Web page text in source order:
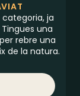
ja
una
rebre una
de la natura.